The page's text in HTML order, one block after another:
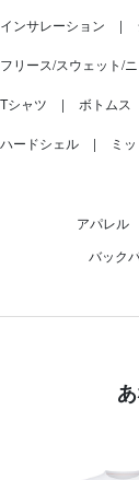
インサレーション
フリース/スウェット/ニ
Tシャツ ボトムス
ハードシェル ミ
アパレル
バック